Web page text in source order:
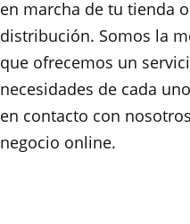
en marcha de tu tienda
distribución. Somos la
que ofrecemos un
necesidades de cada
en contacto con
negocio online.